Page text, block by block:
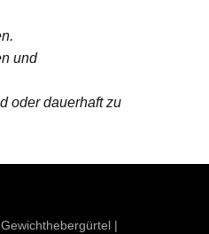
und
oder dauerhaft zu
Gewichthebergürtel |